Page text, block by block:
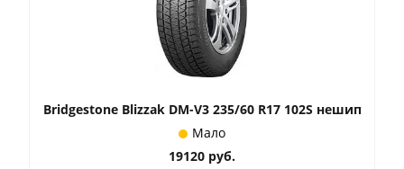
Bridgestone Blizzak DM-V3 235/60 R17 102S нешип
Мало
19120 руб.